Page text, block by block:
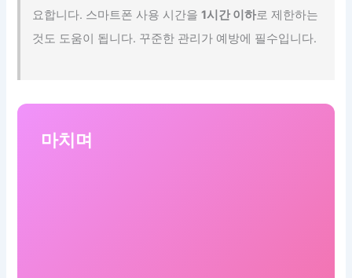
요합니다. 스마트폰 사용 시간을1시간 이하로 제한하는
것도 도움이 됩니다. 꾸준한 관리가 예방에 필수입니다.
마치며